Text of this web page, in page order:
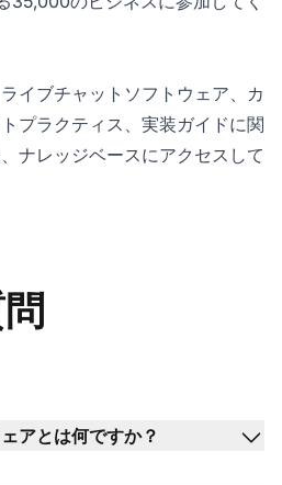
イブチャットソフトウェア、カ
プラクティス、実装ガイドに関
ナレッジベースにアクセスして
アとは何ですか？